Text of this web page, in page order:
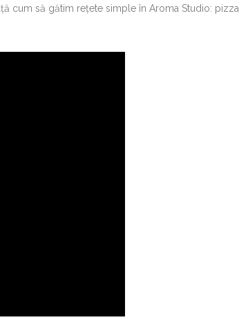
cum să gătim rețete simple în Aroma Studio: pizza